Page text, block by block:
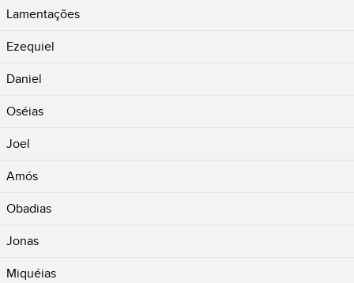
Lamentações
Ezequiel
Daniel
Oséias
Joel
Amós
Obadias
Jonas
Miquéias